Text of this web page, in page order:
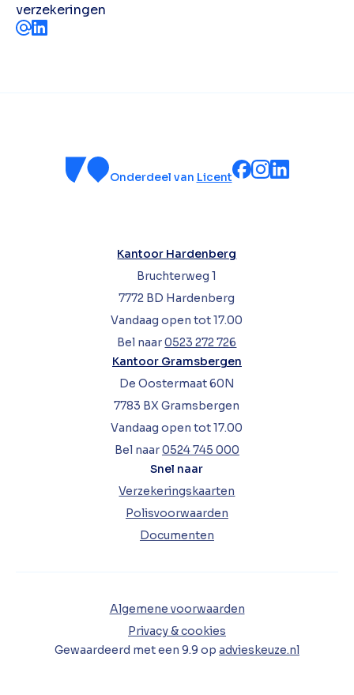
verzekeringen
Onderdeel van Licent
Kantoor Hardenberg
Bruchterweg 1
7772 BD Hardenberg
Vandaag open tot 17.00
Bel naar0523 272 726
Kantoor Gramsbergen
De Oostermaat 60N
7783 BX Gramsbergen
Vandaag open tot 17.00
Bel naar0524 745 000
Snel naar
Verzekeringskaarten
Polisvoorwaarden
Documenten
Algemene voorwaarden
Privacy & cookies
Gewaardeerd met een 9.9 op advieskeuze.nl